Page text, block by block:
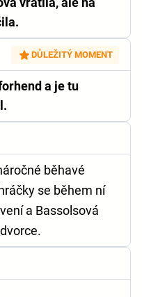
DŮLEŽITÝ MOMENT
a je tu
běhavé
se během ní
a Bassolsová